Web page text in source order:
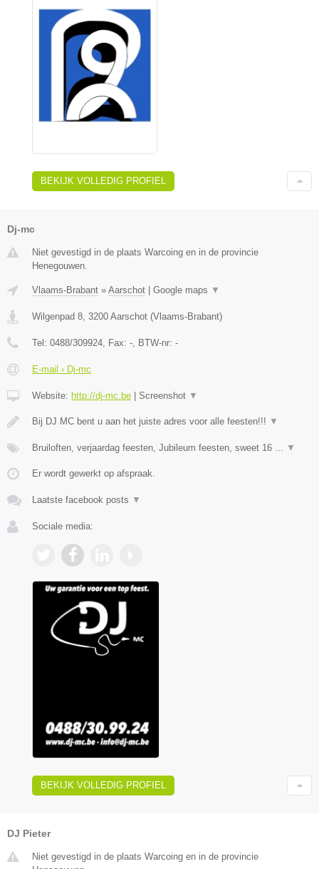
BEKIJK VOLLEDIG PROFIEL
Dj-mc
Niet gevestigd in de plaats Warcoing en in de provincie
Henegouwen.
Vlaams-Brabant » Aarschot Google maps ▼
Wilgenpad 8 3200 Aarschot (Vlaams-Brabant)
Tel: 0488/309924 , Fax: - , BTW-nr: -
E-mail › Dj-mc
Website: http://dj-mc.be Screenshot ▼
Bij DJ MC bent u aan het juiste adres voor alle feesten!!! ▼
Bruiloften, verjaardag feesten, Jubileum feesten, sweet 16 ... ▼
Er wordt gewerkt op afspraak.
Laatste facebook posts ▼
Sociale media:
BEKIJK VOLLEDIG PROFIEL
DJ Pieter
Niet gevestigd in de plaats Warcoing en in de provincie